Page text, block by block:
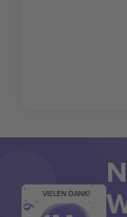
VIELEN DANK!